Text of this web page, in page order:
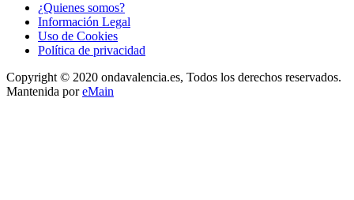
¿Quienes somos?
Información Legal
Uso de Cookies
Política de privacidad
Copyright © 2020 ondavalencia.es, Todos los derechos reservados.
Mantenida poreMain